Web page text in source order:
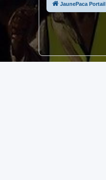
JaunePaca Portail